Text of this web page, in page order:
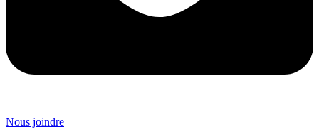
Nous joindre